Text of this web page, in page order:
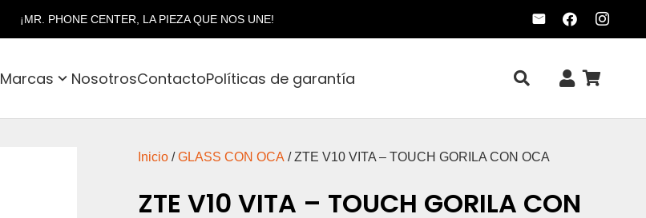
¡MR. PHONE CENTER, LA PIEZA QUE NOS UNE!
Marcas NosotrosContactoPolíticas de garantía
Inicio/GLASS CON OCA / ZTE V10 VITA – TOUCH GORILA CON OCA
ZTE V10 VITA – TOUCH GORILA CON